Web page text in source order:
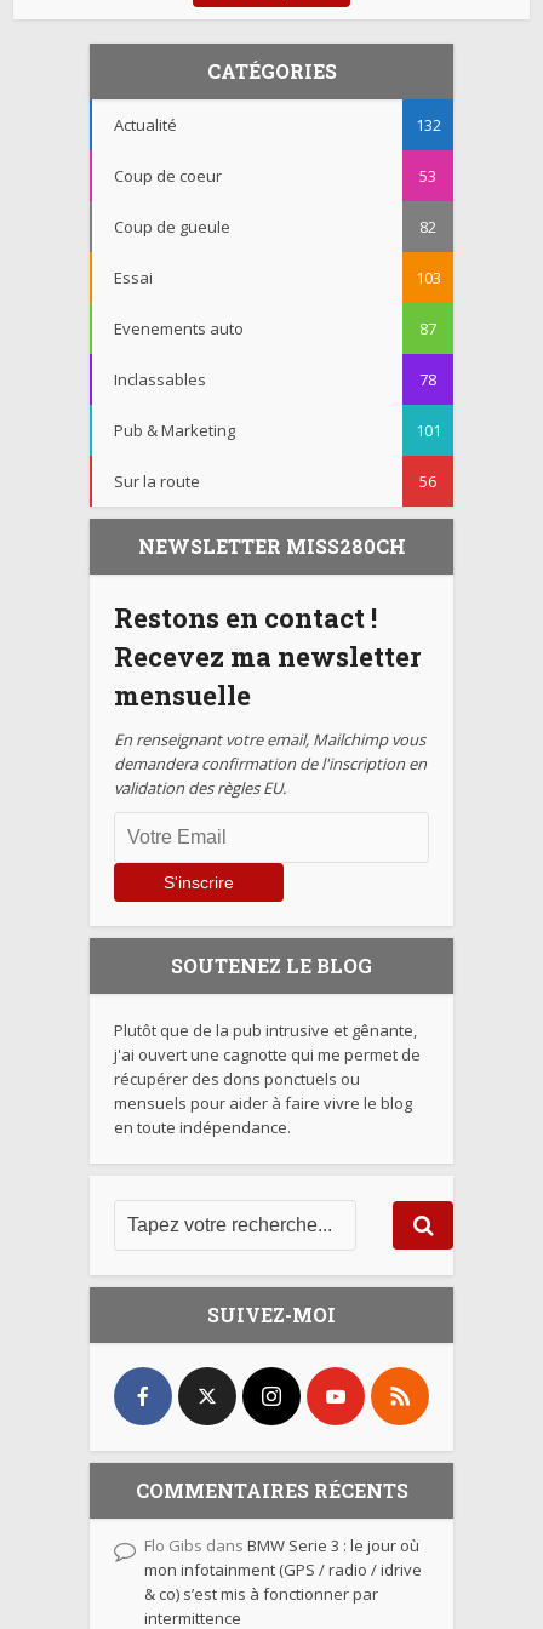
CATÉGORIES
Actualité 132
Coup de coeur 53
Coup de gueule 82
Essai 103
Evenements auto 87
Inclassables 78
Pub & Marketing 101
Sur la route 56
NEWSLETTER MISS280CH
Restons en contact !
Recevez ma newsletter
mensuelle
En renseignant votre email, Mailchimp vous
demandera confirmation de l'inscription en
validation des règles EU.
SOUTENEZ LE BLOG
Plutôt que de la pub intrusive et gênante,
j'ai ouvert une cagnotte qui me permet de
récupérer des dons ponctuels ou
mensuels pour aider à faire vivre le blog
en toute indépendance.
SUIVEZ-MOI
COMMENTAIRES RÉCENTS
Flo Gibs dans BMW Serie 3 : le jour où
mon infotainment (GPS / radio / idrive
& co) s’est mis à fonctionner par
intermittence